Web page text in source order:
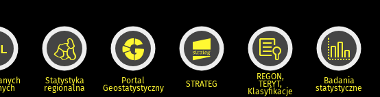
Statystyka
regionalna
Portal
Geostatystyczny STRATEG
REGON,
TERYT,
Klasyfikacje
Badania
statystyczne